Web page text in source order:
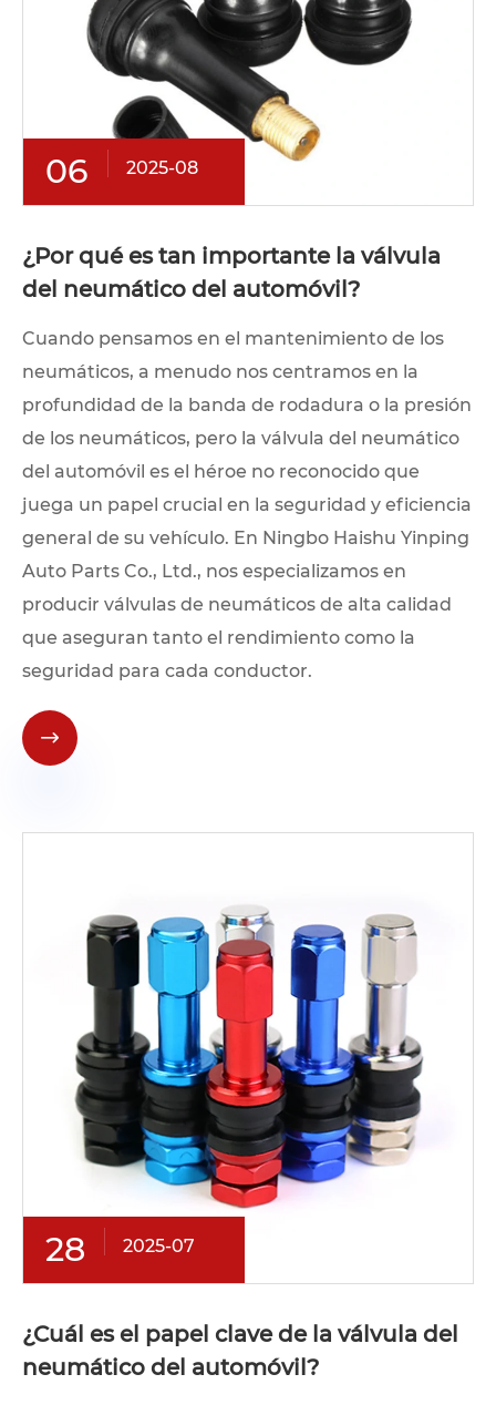
06 2025-08
¿Por qué es tan importante la válvula
del neumático del automóvil?
Cuando pensamos en el mantenimiento de los
neumáticos, a menudo nos centramos en la
profundidad de la banda de rodadura o la presión
de los neumáticos, pero la válvula del neumático
del automóvil es el héroe no reconocido que
juega un papel crucial en la seguridad y eficiencia
general de su vehículo. En Ningbo Haishu Yinping
Auto Parts Co., Ltd., nos especializamos en
producir válvulas de neumáticos de alta calidad
que aseguran tanto el rendimiento como la
seguridad para cada conductor.

28 2025-07
¿Cuál es el papel clave de la válvula del
neumático del automóvil?